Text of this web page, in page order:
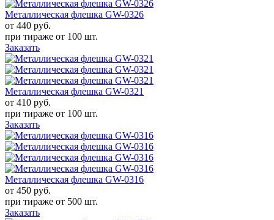
Металлическая флешка GW-0326
от 440 руб.
при тираже от 100 шт.
Заказать
Металлическая флешка GW-0321
от 410 руб.
при тираже от 100 шт.
Заказать
Металлическая флешка GW-0316
от 450 руб.
при тираже от 500 шт.
Заказать